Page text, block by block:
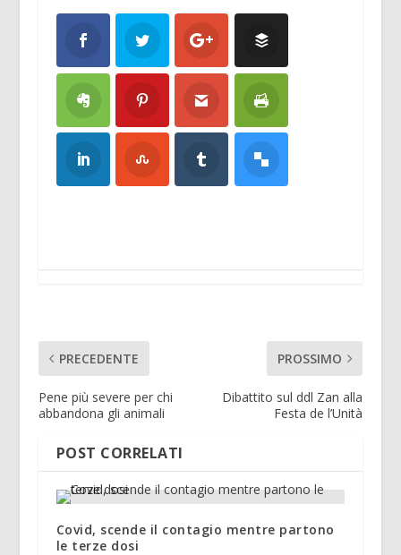
PRECEDENTE
Pene più severe per chi
abbandona gli animali
PROSSIMO
Dibattito sul ddl Zan alla
Festa de l’Unità
POST CORRELATI
Covid, scende il contagio mentre partono
le terze dosi